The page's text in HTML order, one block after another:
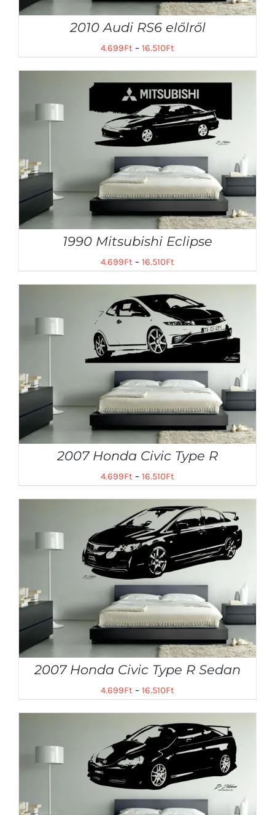
2010 Audi RS6 előlről
4.699Ft – 16.510Ft
1990 Mitsubishi Eclipse
4.699Ft – 16.510Ft
2007 Honda Civic Type R
4.699Ft – 16.510Ft
2007 Honda Civic Type R Sedan
4.699Ft – 16.510Ft